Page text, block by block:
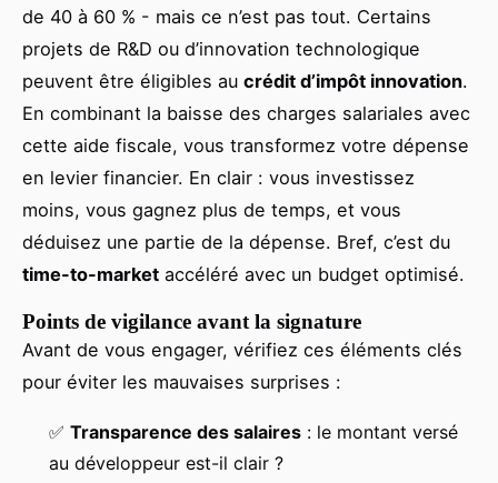
de 40 à 60 % - mais ce n’est pas tout. Certains
projets de R&D ou d’innovation technologique
peuvent être éligibles au crédit d’impôt innovation.
En combinant la baisse des charges salariales avec
cette aide fiscale, vous transformez votre dépense
en levier financier. En clair : vous investissez
moins, vous gagnez plus de temps, et vous
déduisez une partie de la dépense. Bref, c’est du
time-to-market accéléré avec un budget optimisé.
Points de vigilance avant la signature
Avant de vous engager, vérifiez ces éléments clés
pour éviter les mauvaises surprises :
✅ Transparence des salaires : le montant versé
au développeur est-il clair ?